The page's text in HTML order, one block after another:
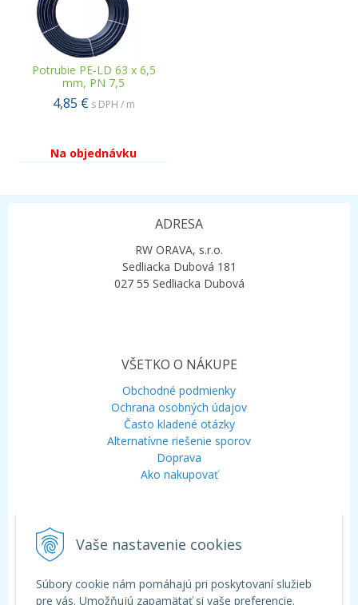
Vaše nastavenie cookies
Súbory cookie nám pomáhajú pri poskytovaní služieb
pre vás. Umožňujú zapamätať si vaše preferencie.
Potrubie PE-LD 63 x 6,5
mm, PN 7,5
4,85 € s DPH / m
Na objednávku
ADRESA
RW ORAVA, s.r.o.
Sedliacka Dubová 181
027 55 Sedliacka Dubová
VŠETKO O NÁKUPE
Obchodné podmienky
Ochrana osobných údajov
Často kladené otázky
Alternatívne riešenie sporov
Doprava
Ako nakupovať
Mobil:+421 948 120 323
Chat:WhatsApp
Chat:Viber